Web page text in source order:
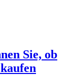
Sie, ob